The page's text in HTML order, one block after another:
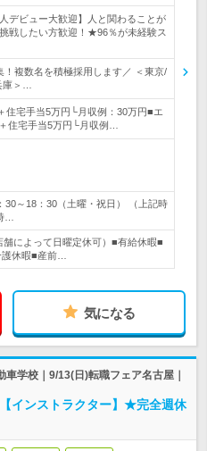
デビュー大歓迎】人と関わることが
戦したい方歓迎！★96％が未経験ス
！複数名を積極採用します／ ＜東京/
庫＞…
住宅手当5万円└月収例：30万円■エ
住宅手当5万円└月収例…
30～18：30（土曜・祝日） （上記時
…
によって日曜定休可）■有給休暇■
休暇■産前…
気になる
学校｜9/13(日)転職フェア名古屋｜
インストラクター】★完全週休